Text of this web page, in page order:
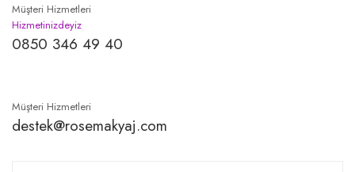
Müşteri Hizmetleri
Hizmetinizdeyiz
0850 346 49 40
Müşteri Hizmetleri
destek@rosemakyaj.com